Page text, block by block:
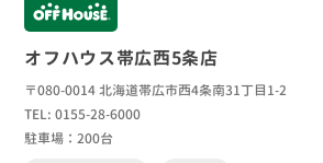
オフハウス帯広西5条店
〒080-0014 北海道帯広市西4条南31丁目1-2
TEL: 0155-28-6000
駐車場：200台